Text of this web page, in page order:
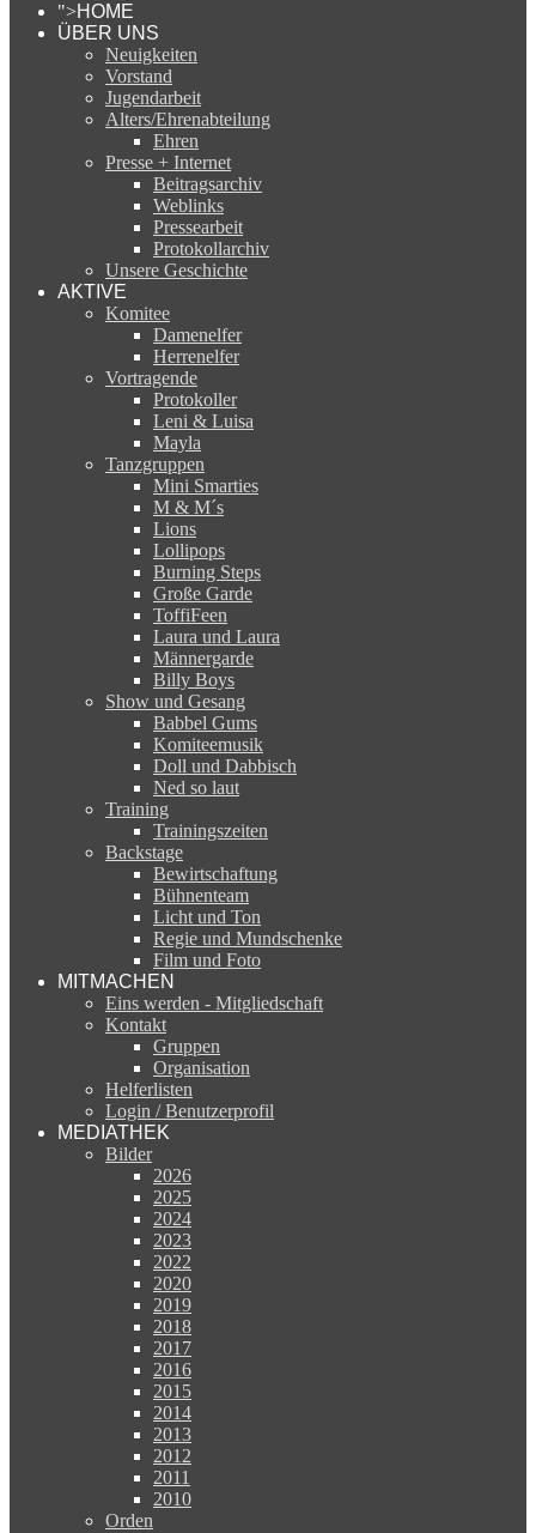
">HOME
ÜBER UNS
Neuigkeiten
Vorstand
Jugendarbeit
Alters/Ehrenabteilung
Ehren
Presse + Internet
Beitragsarchiv
Weblinks
Pressearbeit
Protokollarchiv
Unsere Geschichte
AKTIVE
Komitee
Damenelfer
Herrenelfer
Vortragende
Protokoller
Leni & Luisa
Mayla
Tanzgruppen
Mini Smarties
M & M´s
Lions
Lollipops
Burning Steps
Große Garde
ToffiFeen
Laura und Laura
Männergarde
Billy Boys
Show und Gesang
Babbel Gums
Komiteemusik
Doll und Dabbisch
Ned so laut
Training
Trainingszeiten
Backstage
Bewirtschaftung
Bühnenteam
Licht und Ton
Regie und Mundschenke
Film und Foto
MITMACHEN
Eins werden - Mitgliedschaft
Kontakt
Gruppen
Organisation
Helferlisten
Login / Benutzerprofil
MEDIATHEK
Bilder
2026
2025
2024
2023
2022
2020
2019
2018
2017
2016
2015
2014
2013
2012
2011
2010
Orden